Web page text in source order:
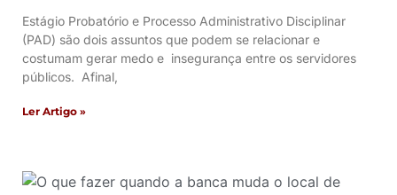
Estágio Probatório e Processo Administrativo Disciplinar
(PAD) são dois assuntos que podem se relacionar e
costumam gerar medo e insegurança entre os servidores
públicos. Afinal,
Ler Artigo »